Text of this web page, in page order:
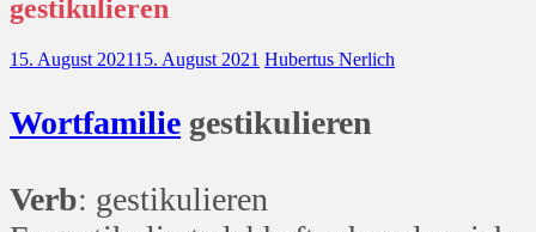
gestikulieren
15. August 202115. August 2021 Hubertus Nerlich
Wortfamilie gestikulieren
Verb: gestikulieren